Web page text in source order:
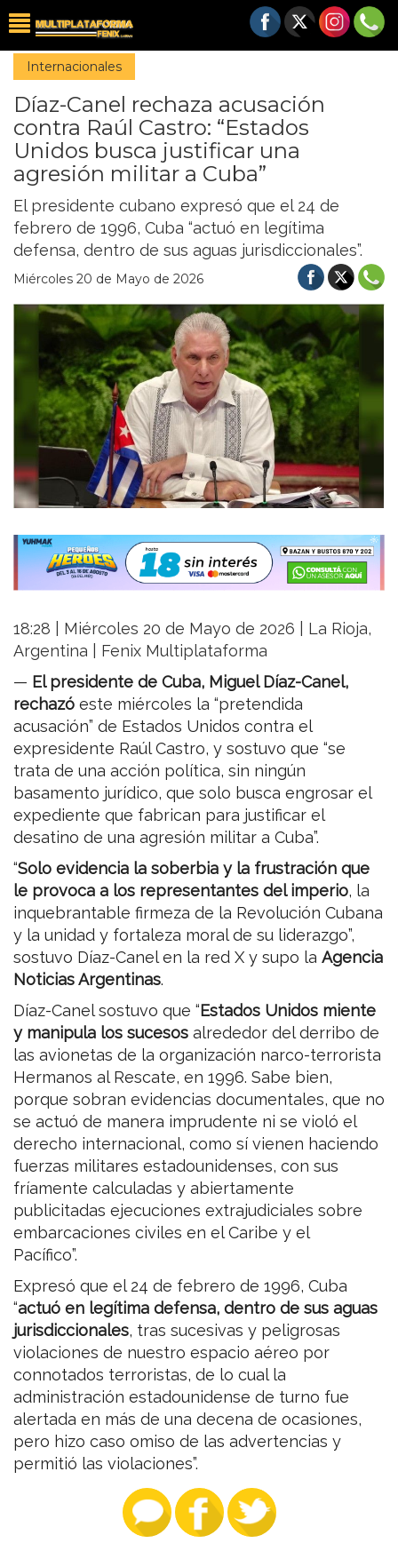
Internacionales
Díaz-Canel rechaza acusación
contra Raúl Castro: “Estados
Unidos busca justificar una
agresión militar a Cuba”
El presidente cubano expresó que el 24 de
febrero de 1996, Cuba “actuó en legítima
defensa, dentro de sus aguas jurisdiccionales”.
Miércoles 20 de Mayo de 2026
18:28 | Miércoles 20 de Mayo de 2026 | La Rioja,
Argentina | Fenix Multiplataforma
— El presidente de Cuba, Miguel Díaz-Canel,
rechazó este miércoles la “pretendida
acusación” de Estados Unidos contra el
expresidente Raúl Castro, y sostuvo que “se
trata de una acción política, sin ningún
basamento jurídico, que solo busca engrosar el
expediente que fabrican para justificar el
desatino de una agresión militar a Cuba”.
“Solo evidencia la soberbia y la frustración que
le provoca a los representantes del imperio, la
inquebrantable firmeza de la Revolución Cubana
y la unidad y fortaleza moral de su liderazgo”,
sostuvo Díaz-Canel en la red X y supo la Agencia
Noticias Argentinas.
Díaz-Canel sostuvo que “Estados Unidos miente
y manipula los sucesos alrededor del derribo de
las avionetas de la organización narco-terrorista
Hermanos al Rescate, en 1996. Sabe bien,
porque sobran evidencias documentales, que no
se actuó de manera imprudente ni se violó el
derecho internacional, como sí vienen haciendo
fuerzas militares estadounidenses, con sus
fríamente calculadas y abiertamente
publicitadas ejecuciones extrajudiciales sobre
embarcaciones civiles en el Caribe y el
Pacífico”.
Expresó que el 24 de febrero de 1996, Cuba
“actuó en legítima defensa, dentro de sus aguas
jurisdiccionales, tras sucesivas y peligrosas
violaciones de nuestro espacio aéreo por
connotados terroristas, de lo cual la
administración estadounidense de turno fue
alertada en más de una decena de ocasiones,
pero hizo caso omiso de las advertencias y
permitió las violaciones”.